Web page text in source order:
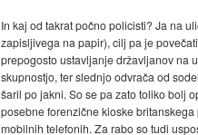
In kaj od takrat počno policisti? Ja na
zapisljivega na papir), cilj pa je
prepogosto ustavljanje državljanov na
skupnostjo, ter slednjo odvrača od
šaril po jakni. So se pa zato toliko bolj
posebne forenzične kioske
mobilnih telefonih. Za rabo so tudi